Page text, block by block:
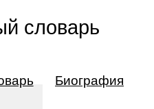
словарь
Биография